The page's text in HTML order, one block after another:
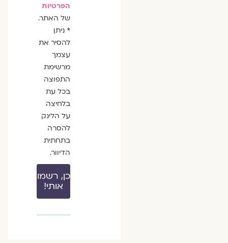
הפרטיות
של האתר.
* ניתן
להסיר את
עצמך
מרשימת
התפוצה
בכל עת
בלחיצה
על הלינק
להסרה
בתחתית
הדיוור.
כן, רשמו
אותי!